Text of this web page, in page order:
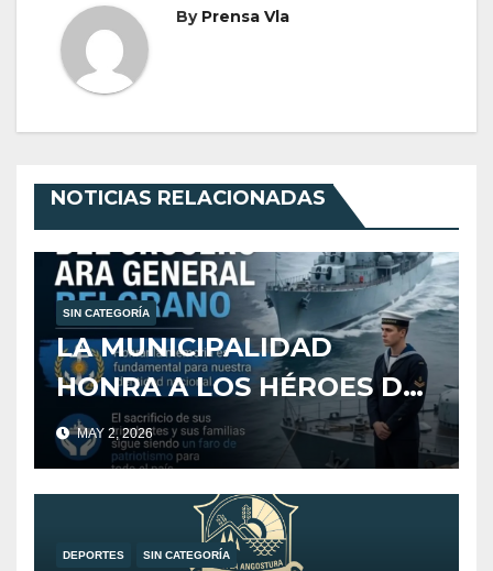
By Prensa Vla
NOTICIAS RELACIONADAS
SIN CATEGORÍA
LA MUNICIPALIDAD
HONRA A LOS HÉROES DEL
CRUCERO ARA GENERAL
BELGRANO
MAY 2, 2026
DEPORTES SIN CATEGORÍA